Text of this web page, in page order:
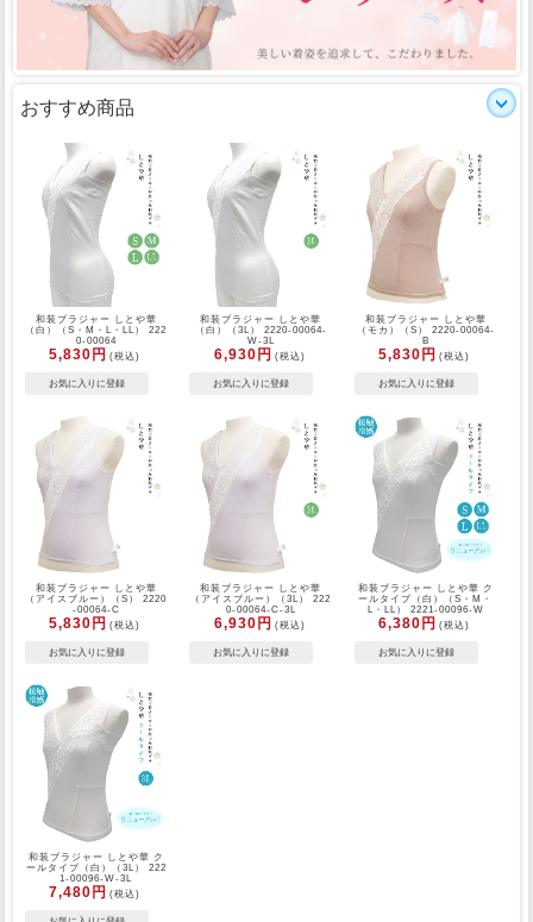
おすすめ商品
和装ブラジャー しとや華
（白）（S・M・L・LL） 222
0-00064
5,830円 (税込)
和装ブラジャー しとや華
（白）（3L） 2220-00064-
W-3L
6,930円 (税込)
和装ブラジャー しとや華
（モカ）（S） 2220-00064-
B
5,830円 (税込)
和装ブラジャー しとや華
（アイスブルー）（S） 2220
-00064-C
5,830円 (税込)
和装ブラジャー しとや華
（アイスブルー）（3L） 222
0-00064-C-3L
6,930円 (税込)
和装ブラジャー しとや華 ク
ールタイプ（白）（S・M・
L・LL） 2221-00096-W
6,380円 (税込)
和装ブラジャー しとや華 ク
ールタイプ（白）（3L） 222
1-00096-W-3L
7,480円 (税込)